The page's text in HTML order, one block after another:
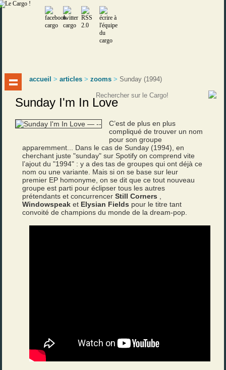
accueil >articles >zooms >Sunday (1994)
Sunday I'm In Love
C’est de plus en plus
compliqué de trouver un nom
pour son groupe
apparemment... Dans le cas de Sunday (1994), en
cherchant juste "sunday" sur Spotify on comprend vite
l’ajout du "1994" : y a des tas de groupes qui ont déjà ce
nom ou une variante. Mais si on se base sur leur
premier EP homonyme, on se dit que ce tout nouveau
groupe est parti pour éclipser tous les autres
prétendants et concurrencerStill Corners
Windowspeak et Elysian Fields pour le titre tant
convoité de champions du monde de la dream-pop.